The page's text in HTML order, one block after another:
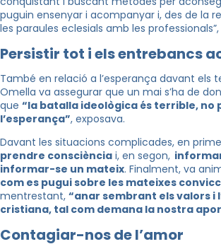
puguin ensenyar i acompanyar i, des de la
les paraules eclesials amb les
Persistir tot i els entrebancs
També en relació a l’esperança davant els
Omella va assegurar que un mai s’ha de
que “la batalla ideològica és terrible, no
l’esperança”, exposava.
Davant les situacions complicades, en
prendre consciència i, en segon,
informar-se un mateix. Finalment, va
com es pugui sobre les mateixes
mentrestant, “anar sembrant els valors i
cristiana, tal com demana la nostra
Contagiar-nos de l’amor